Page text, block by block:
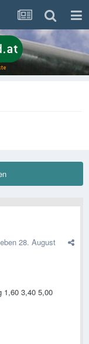
28. August
1,60 3,40 5,00